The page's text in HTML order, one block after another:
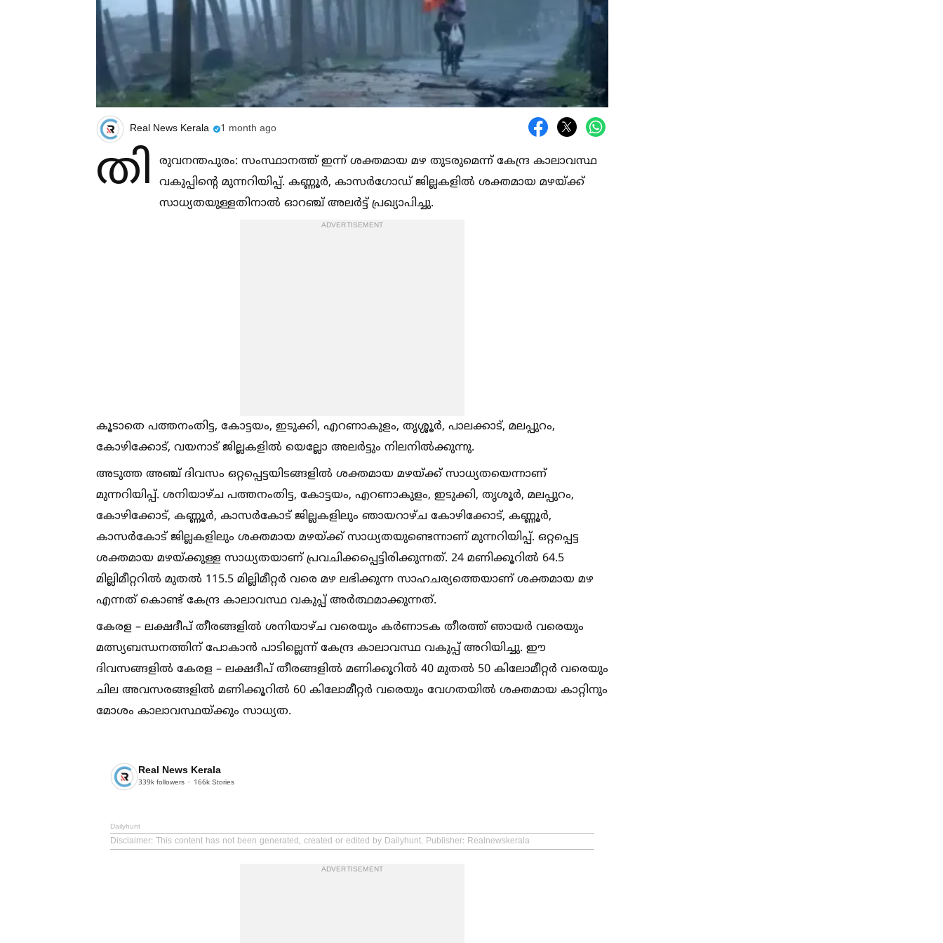
Real News Kerala 1 month ago
തി
രുവനന്തപുരം: സംസ്ഥാനത്ത് ഇന്ന് ശക്തമായ മഴ തുടരുമെന്ന് കേന്ദ്ര കാലാവസ്ഥ
വകുപ്പിന്റെ മുന്നറിയിപ്പ്. കണ്ണൂര്‍, കാസര്‍ഗോഡ് ജില്ലകളില്‍ ശക്തമായ മഴയ്ക്ക്
സാധ്യതയുള്ളതിനാല്‍ ഓറഞ്ച് അലര്‍ട്ട് പ്രഖ്യാപിച്ചു.
ADVERTISEMENT
കൂടാതെ പത്തനംതിട്ട, കോട്ടയം, ഇടുക്കി, എറണാകുളം, തൃശ്ശൂര്‍, പാലക്കാട്, മലപ്പുറം,
കോഴിക്കോട്, വയനാട് ജില്ലകളില്‍ യെല്ലോ അലര്‍ട്ടും നിലനില്‍ക്കുന്നു.
അടുത്ത അഞ്ച് ദിവസം ഒറ്റപ്പെട്ടയിടങ്ങളില്‍ ശക്തമായ മഴയ്ക്ക് സാധ്യതയെന്നാണ്
മുന്നറിയിപ്പ്. ശനിയാഴ്ച പത്തനംതിട്ട, കോട്ടയം, എറണാകുളം, ഇടുക്കി, തൃശൂര്‍, മലപ്പുറം,
കോഴിക്കോട്, കണ്ണൂര്‍, കാസര്‍കോട് ജില്ലകളിലും ഞായറാഴ്ച കോഴിക്കോട്, കണ്ണൂര്‍,
കാസര്‍കോട് ജില്ലകളിലും ശക്തമായ മഴയ്ക്ക് സാധ്യതയുണ്ടെന്നാണ് മുന്നറിയിപ്പ്. ഒറ്റപ്പെട്ട
ശക്തമായ മഴയ്ക്കുള്ള സാധ്യതയാണ് പ്രവചിക്കപ്പെട്ടിരിക്കുന്നത്. 24 മണിക്കൂറില്‍ 64.5
മില്ലിമീറ്ററില്‍ മുതല്‍ 115.5 മില്ലിമീറ്റര്‍ വരെ മഴ ലഭിക്കുന്ന സാഹചര്യത്തെയാണ് ശക്തമായ മഴ
എന്നത് കൊണ്ട് കേന്ദ്ര കാലാവസ്ഥ വകുപ്പ് അര്‍ത്ഥമാക്കുന്നത്.
കേരള – ലക്ഷദീപ് തീരങ്ങളില്‍ ശനിയാഴ്ച വരെയും കര്‍ണാടക തീരത്ത് ഞായര്‍ വരെയും
മത്സ്യബന്ധനത്തിന് പോകാന്‍ പാടില്ലെന്ന് കേന്ദ്ര കാലാവസ്ഥ വകുപ്പ് അറിയിച്ചു. ഈ
ദിവസങ്ങളില്‍ കേരള – ലക്ഷദീപ് തീരങ്ങളില്‍ മണിക്കൂറില്‍ 40 മുതല്‍ 50 കിലോമീറ്റര്‍ വരെയും
ചില അവസരങ്ങളില്‍ മണിക്കൂറില്‍ 60 കിലോമീറ്റര്‍ വരെയും വേഗതയില്‍ ശക്തമായ കാറ്റിനും
മോശം കാലാവസ്ഥയ്ക്കും സാധ്യത.
Real News Kerala
339k followers 166k Stories
Dailyhunt
Disclaimer: This content has not been generated, created or edited by Dailyhunt. Publisher: Realnewskerala
ADVERTISEMENT